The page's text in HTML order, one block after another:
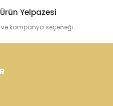
Yelpazesi
ve kampanya seçeneği